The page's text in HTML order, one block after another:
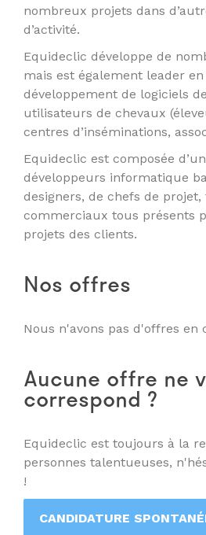
nombreux projets dans
d’activité.
Equideclic développe de
mais est également leader
développement de logiciels
utilisateurs de chevaux
centres d’inséminations,
Equideclic est composée
développeurs informatique
designers, de chefs de
commerciaux tous présents
projets des clients.
Nos offres
Nous n'avons pas d'offres en
Aucune offre ne
correspond ?
Equideclic est toujours à la
personnes talentueuses,
!
CANDIDATURE